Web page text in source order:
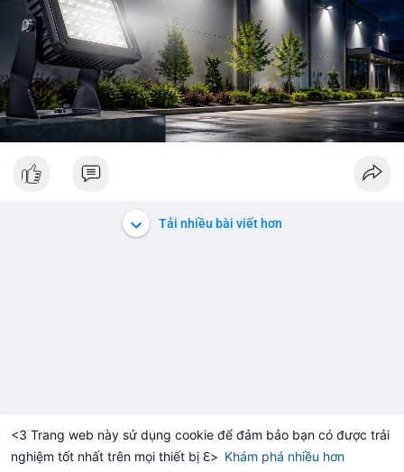
<3 Trang web này sử dụng cookie để đảm bảo bạn có được trải
nghiệm tốt nhất trên mọi thiết bị ℇ> Khám phá nhiều hơn
$1,914.85 +1.29% SolanaSOL $73.40 -1.13%
Tải nhiều bài viết hơn